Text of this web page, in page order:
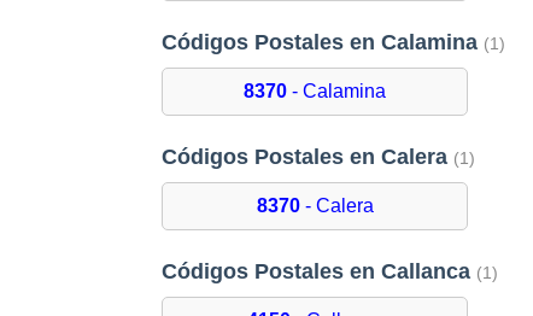
Códigos Postales en Calamina (1)
8370 - Calamina
Códigos Postales en Calera (1)
8370- Calera
Códigos Postales en Callanca (1)